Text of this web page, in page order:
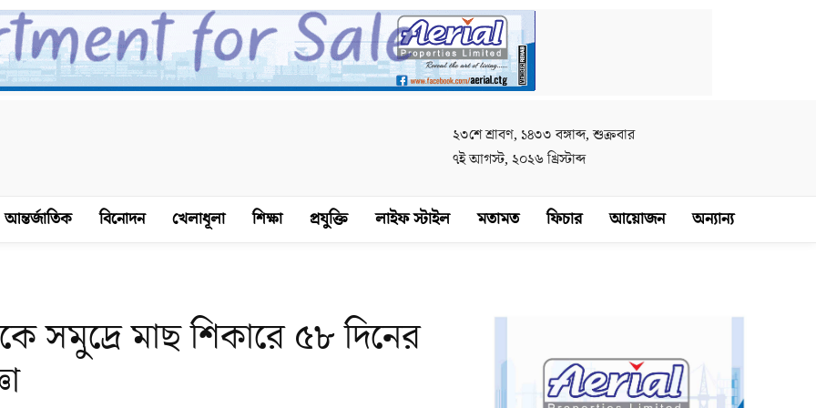
২৩শে শ্রাবণ, ১৪৩৩ বঙ্গাব্দ, শুক্রবার
৭ই আগস্ট, ২০২৬ খ্রিস্টাব্দ
আন্তর্জাতিক বিনোদন খেলাধূলা শিক্ষা প্রযুক্তি লাইফ স্টাইল মতামত ফিচার আয়োজন অন্যান্য
সমুদ্রে মাছ শিকারে ৫৮ দিনের